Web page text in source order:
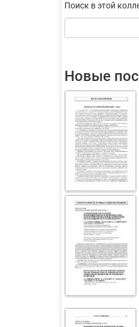
Поиск в этой
Новые